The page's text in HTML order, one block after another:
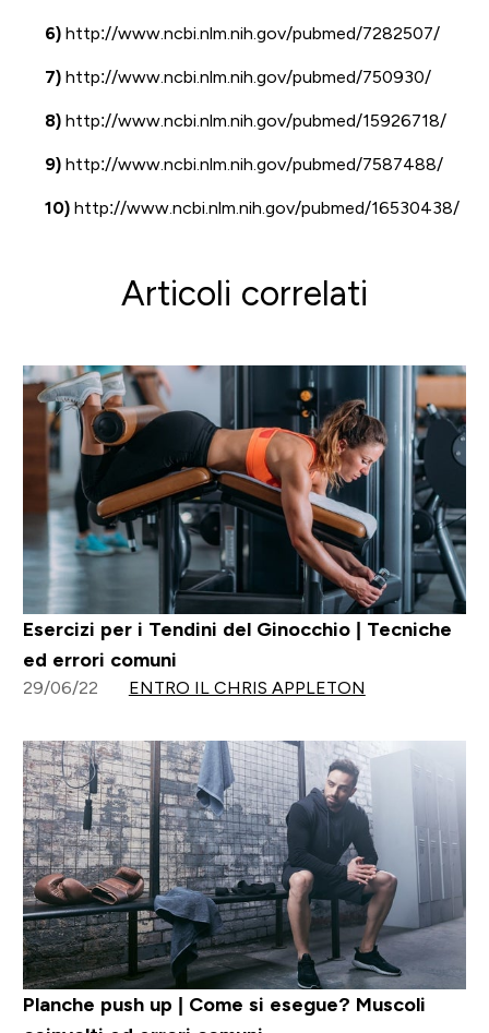
6)http://www.ncbi.nlm.nih.gov/pubmed/7282507/
7)http://www.ncbi.nlm.nih.gov/pubmed/750930/
8)http://www.ncbi.nlm.nih.gov/pubmed/15926718/
9)http://www.ncbi.nlm.nih.gov/pubmed/7587488/
10)http://www.ncbi.nlm.nih.gov/pubmed/16530438/
Articoli correlati
Esercizi per i Tendini del Ginocchio | Tecniche
ed errori comuni
29/06/22 ENTRO IL CHRIS APPLETON
Planche push up | Come si esegue? Muscoli